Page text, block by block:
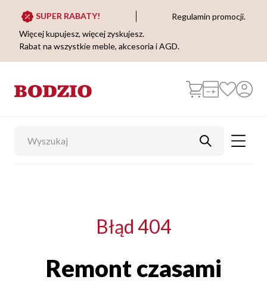
SUPER RABATY!
Regulamin promocji.
Więcej kupujesz, więcej zyskujesz.
Rabat na wszystkie meble, akcesoria i AGD.
Błąd 404
Remont czasami